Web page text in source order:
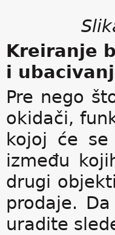
Kreiranje
i
Pre nego
okidači,
kojoj će
između
drugi
prodaje.
uradite